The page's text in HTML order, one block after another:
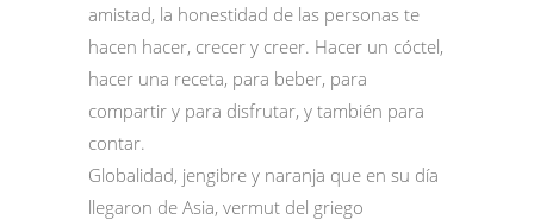
amistad, la honestidad de las personas te
hacen hacer, crecer y creer. Hacer un cóctel,
hacer una receta, para beber, para
compartir y para disfrutar, y también para
contar.
Globalidad, jengibre y naranja que en su día
llegaron de Asia, vermut del griego